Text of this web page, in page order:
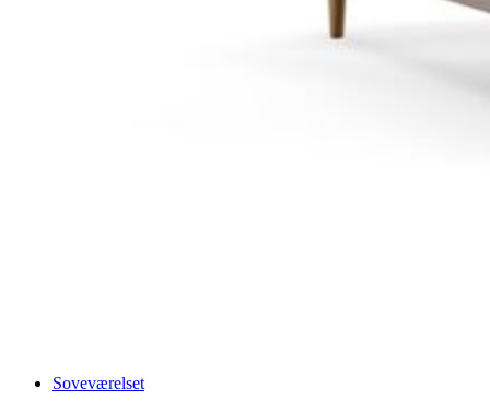
Soveværelset